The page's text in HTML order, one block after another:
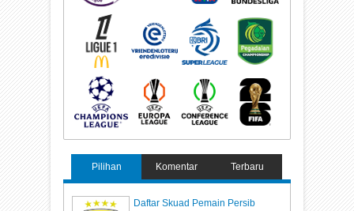
Pilihan Komentar Terbaru
Daftar Skuad Pemain Persib